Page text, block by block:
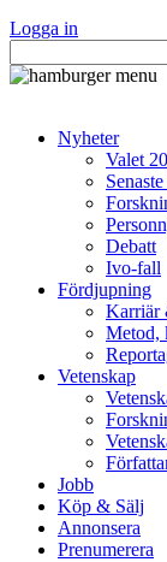
Logga in
Nyheter
Valet
Debatt
Ivo-fall
Fördjupning
Karriär
Metod,
Vetenskap
Jobb
Köp & Sälj
Annonsera
Prenumerera